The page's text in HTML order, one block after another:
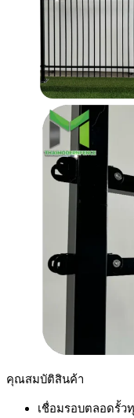
คุณสมบัติสินค้า
เชื่อมรอบตลอดรั้ว